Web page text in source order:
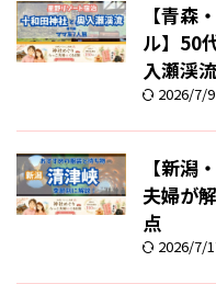
【青森
ル】50
入瀬渓
2026/7/9
【新潟
夫婦が
点
2026/7/